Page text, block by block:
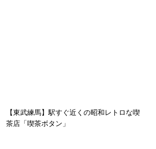
【東武練馬】駅すぐ近くの昭和レトロな喫
茶店「喫茶ボタン」